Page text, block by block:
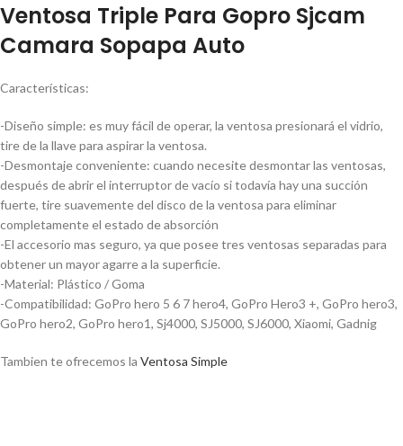
Ventosa Triple Para Gopro Sjcam
Camara Sopapa Auto
Características:
-Diseño simple: es muy fácil de operar, la ventosa presionará el vidrio,
tire de la llave para aspirar la ventosa.
-Desmontaje conveniente: cuando necesite desmontar las ventosas,
después de abrir el interruptor de vacío si todavía hay una succión
fuerte, tire suavemente del disco de la ventosa para eliminar
completamente el estado de absorción
-El accesorio mas seguro, ya que posee tres ventosas separadas para
obtener un mayor agarre a la superficie.
-Material: Plástico / Goma
-Compatibilidad: GoPro hero 5 6 7 hero4, GoPro Hero3 +, GoPro hero3,
GoPro hero2, GoPro hero1, Sj4000, SJ5000, SJ6000, Xiaomi, Gadnig
Tambien te ofrecemos la Ventosa Simple